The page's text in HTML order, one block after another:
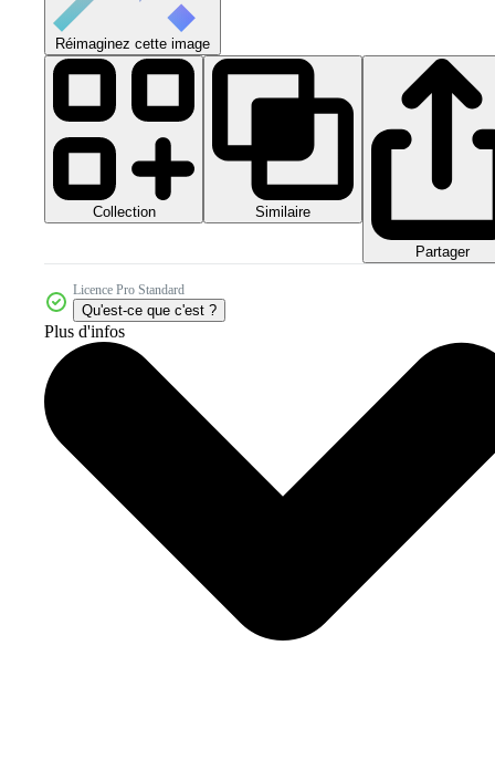
Réimaginez cette image
Collection Similaire
Partager
Licence Pro Standard
Qu'est-ce que c'est ?
Plus d'infos